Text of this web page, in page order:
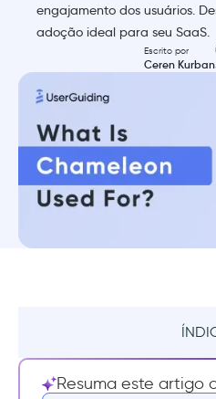
engajamento dos usuários.
adoção ideal para seu SaaS.
Escrito por
Ceren Kurban
Resumo
Resuma este artigo